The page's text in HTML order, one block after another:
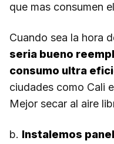
que mas consumen
Cuando sea la hora
seria bueno
consumo ultra
ciudades como Cali
Mejor secar al aire
b. Instalemos